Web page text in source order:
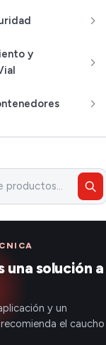
y
una solución a
y un
el caucho